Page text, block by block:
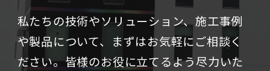
私たちの技術やソリューション、施⼯事例
や製品について、まずはお気軽にご相談く
ださい。皆様のお役に立てるよう尽力いた